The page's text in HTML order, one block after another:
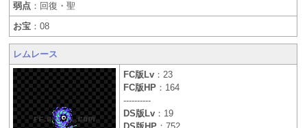
弱点 ：回復・聖
お宝 ：08
レムレース
FC版Lv ：23
FC版HP ：164
----------
DS版Lv ：19